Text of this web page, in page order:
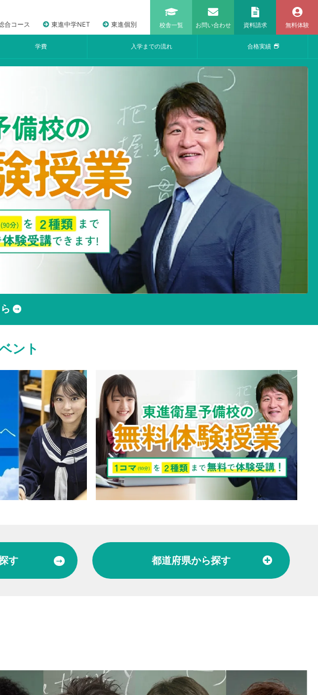
合コース 東進中学NET 東進個別 校舎一覧 お問い合わせ 資料請求 無料体験
学費 入学までの流れ 合格実績
ント
す 都道府県から探す
中国 山口県